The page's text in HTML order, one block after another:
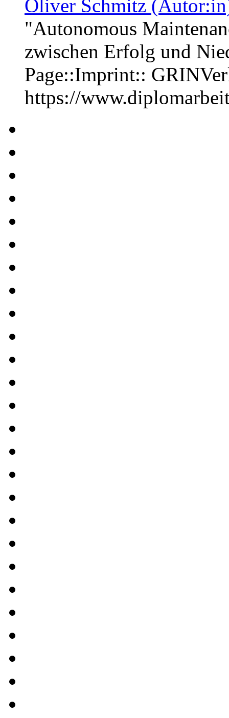
Oliver Schmitz
"Autonomous
zwischen Erfolg und
Page::Imprint::
https://